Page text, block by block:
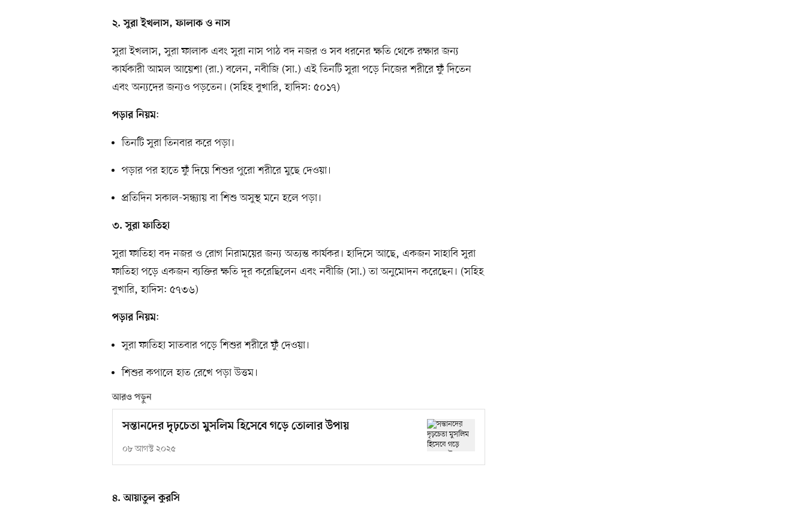
২. সুরা ইখলাস, ফালাক ও নাস
সুরা ইখলাস, সুরা ফালাক এবং সুরা নাস পাঠ বদ নজর ও সব ধরনের ক্ষতি থেকে রক্ষার জন্য
কার্যকারী আমল আয়েশা (রা.) বলেন, নবীজি (সা.) এই তিনটি সুরা পড়ে নিজের শরীরে ফুঁ দিতেন
এবং অন্যদের জন্যও পড়তেন। (সহিহ বুখারি, হাদিস: ৫০১৭)
পড়ার নিয়ম:
তিনটি সুরা তিনবার করে পড়া।
পড়ার পর হাতে ফুঁ দিয়ে শিশুর পুরো শরীরে মুছে দেওয়া।
প্রতিদিন সকাল-সন্ধ্যায় বা শিশু অসুস্থ মনে হলে পড়া।
৩. সুরা ফাতিহা
সুরা ফাতিহা বদ নজর ও রোগ নিরাময়ের জন্য অত্যন্ত কার্যকর। হাদিসে আছে, একজন সাহাবি সুরা
ফাতিহা পড়ে একজন ব্যক্তির ক্ষতি দূর করেছিলেন এবং নবীজি (সা.) তা অনুমোদন করেছেন। (সহিহ
বুখারি, হাদিস: ৫৭৩৬)
পড়ার নিয়ম:
সুরা ফাতিহা সাতবার পড়ে শিশুর শরীরে ফুঁ দেওয়া।
শিশুর কপালে হাত রেখে পড়া উত্তম।
আরও পড়ুন
সন্তানদের দৃঢ়চেতা মুসলিম হিসেবে গড়ে তোলার উপায়
০৮ আগস্ট ২০২৫
৪. আয়াতুল কুরসি